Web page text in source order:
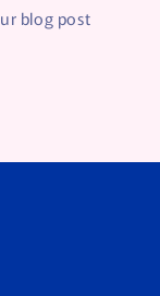
blog post